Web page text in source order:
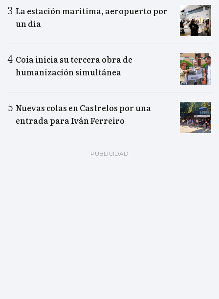
La estación marítima, aeropuerto por
un día
Coia inicia su tercera obra de
humanización simultánea
Nuevas colas en Castrelos por una
entrada para Iván Ferreiro